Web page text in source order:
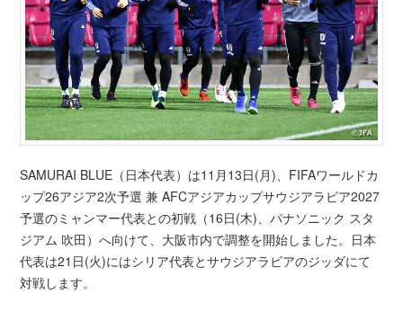
SAMURAI BLUE（日本代表）は11月13日(月)、FIFAワールドカ
ップ26アジア2次予選 兼 AFCアジアカップサウジアラビア2027
予選のミャンマー代表との初戦（16日(木)、パナソニック スタ
ジアム 吹田）へ向けて、大阪市内で調整を開始しました。日本
代表は21日(火)にはシリア代表とサウジアラビアのジッダにて
対戦します。